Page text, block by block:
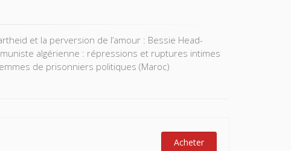
et la perversion de l’amour : Bessie Head-
algérienne : répressions et ruptures intimes
de prisonniers politiques (Maroc)
Acheter